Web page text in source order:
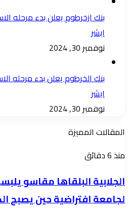
بنك ازخرطوم يعلن بدء مرحله
ابشر
نوفمبر 30, 2024
بنك الخرطوم يعلن بدء مرحله
ابشر
نوفمبر 30, 2024
المقالات المميزة
الجلابية
مقاسو
يلبسها
منذ 6 دقائق
الجلابية البلقاها مقاسو
لجامعة افتراضية حين يصبح